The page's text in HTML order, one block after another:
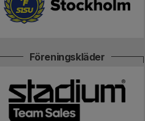
Föreningskläder